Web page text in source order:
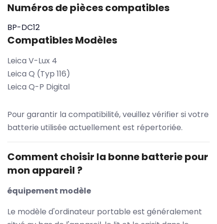
Numéros de pièces compatibles
BP-DC12
Compatibles Modèles
Leica V-Lux 4
Leica Q (Typ 116)
Leica Q-P Digital
Pour garantir la compatibilité, veuillez vérifier si votre
batterie utilisée actuellement est répertoriée.
Comment choisir la bonne batterie pour
mon appareil ?
équipement modèle
Le modèle d'ordinateur portable est généralement